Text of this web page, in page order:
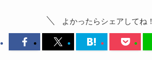
よかったらシェアしてね！